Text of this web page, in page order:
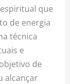
que
de energia
técnica
e
de
alcançar